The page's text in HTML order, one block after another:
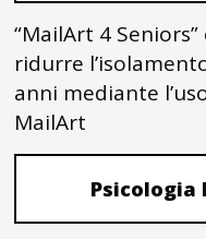
“MailArt 4
ridurre
anni mediante
MailArt
Psicologia